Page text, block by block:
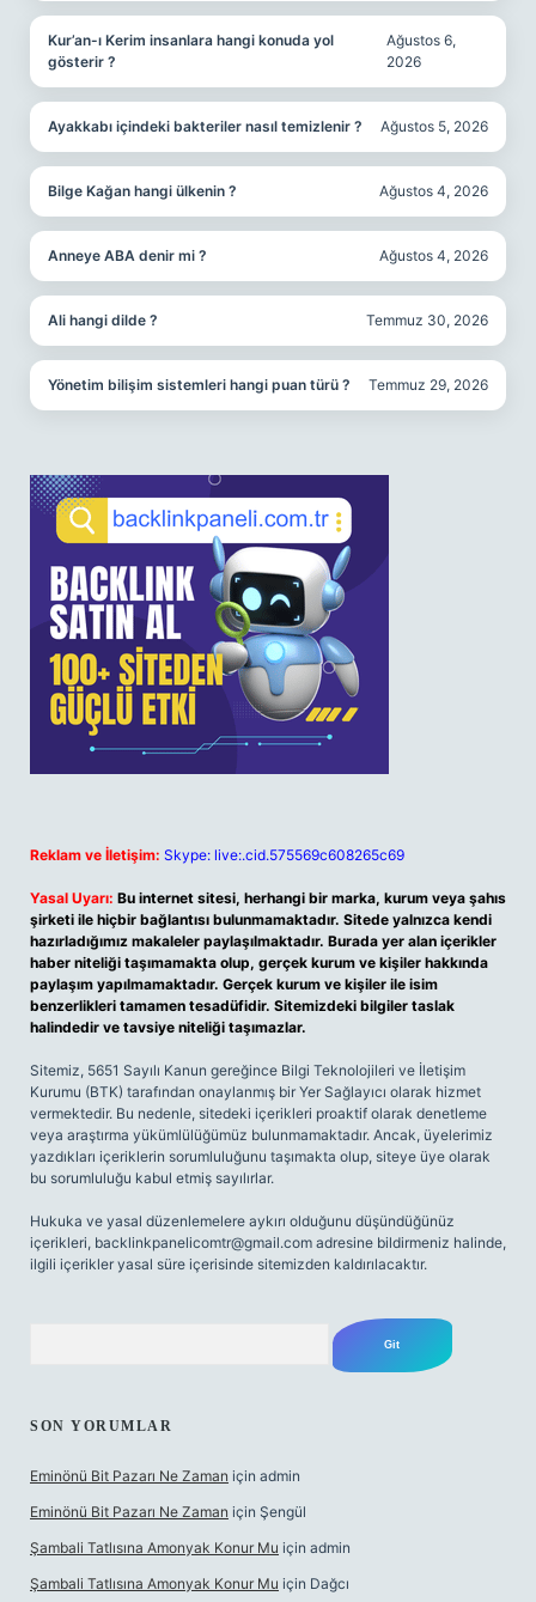
Kur’an-ı Kerim insanlara hangi konuda yol
gösterir ?
Ağustos 6,
2026
Ayakkabı içindeki bakteriler nasıl temizlenir ? Ağustos 5, 2026
Bilge Kağan hangi ülkenin ? Ağustos 4, 2026
Anneye ABA denir mi ? Ağustos 4, 2026
Ali hangi dilde ? Temmuz 30, 2026
Yönetim bilişim sistemleri hangi puan türü ? Temmuz 29, 2026
Reklam ve İletişim: Skype: live:.cid.575569c608265c69
Yasal Uyarı: Bu internet sitesi, herhangi bir marka, kurum veya şahıs
şirketi ile hiçbir bağlantısı bulunmamaktadır. Sitede yalnızca kendi
hazırladığımız makaleler paylaşılmaktadır. Burada yer alan içerikler
haber niteliği taşımamakta olup, gerçek kurum ve kişiler hakkında
paylaşım yapılmamaktadır. Gerçek kurum ve kişiler ile isim
benzerlikleri tamamen tesadüfidir. Sitemizdeki bilgiler taslak
halindedir ve tavsiye niteliği taşımazlar.
Sitemiz, 5651 Sayılı Kanun gereğince Bilgi Teknolojileri ve İletişim
Kurumu (BTK) tarafından onaylanmış bir Yer Sağlayıcı olarak hizmet
vermektedir. Bu nedenle, sitedeki içerikleri proaktif olarak denetleme
veya araştırma yükümlülüğümüz bulunmamaktadır. Ancak, üyelerimiz
yazdıkları içeriklerin sorumluluğunu taşımakta olup, siteye üye olarak
bu sorumluluğu kabul etmiş sayılırlar.
Hukuka ve yasal düzenlemelere aykırı olduğunu düşündüğünüz
içerikleri, backlinkpanelicomtr@gmail.com adresine bildirmeniz halinde,
ilgili içerikler yasal süre içerisinde sitemizden kaldırılacaktır.
SON YORUMLAR
Eminönü Bit Pazarı Ne Zaman için admin
Eminönü Bit Pazarı Ne Zaman için Şengül
Şambali Tatlısına Amonyak Konur Mu için admin
Şambali Tatlısına Amonyak Konur Mu için Dağcı